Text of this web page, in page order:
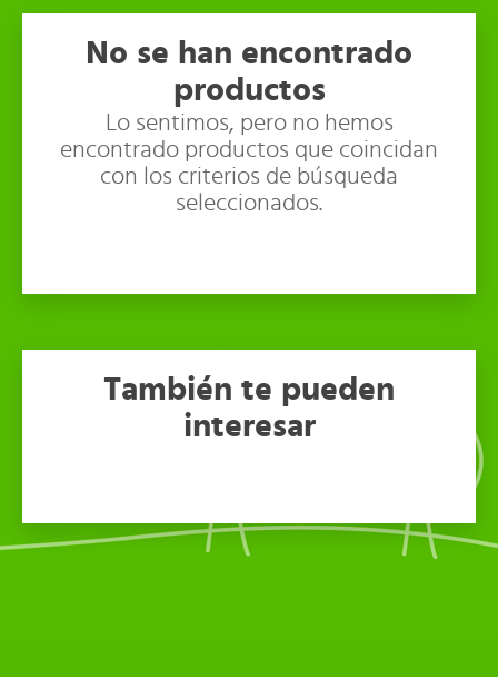
No se han encontrado
productos
Lo sentimos, pero no hemos
encontrado productos que coincidan
con los criterios de búsqueda
seleccionados.
También te pueden
interesar